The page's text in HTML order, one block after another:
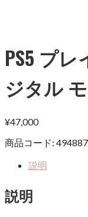
PS5 プ
ジタル
¥47,000
商品コード:
説明
説明